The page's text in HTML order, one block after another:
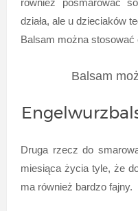
również posmarować
działa, ale u dzieciaków
Balsam można
Balsam
Druga rzecz do
miesiąca życia tyle, że
ma również bardzo fajny.